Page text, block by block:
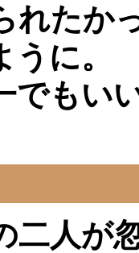
れたか
に。
でもい
二人が